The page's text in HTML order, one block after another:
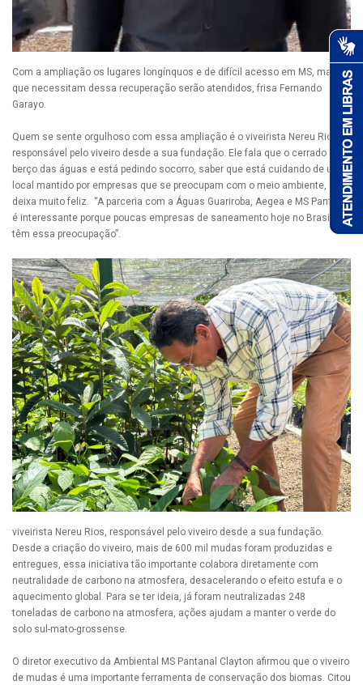
Com a ampliação os lugares longínquos e de difícil acesso em MS, mas
que necessitam dessa recuperação serão atendidos, frisa Fernando
Garayo.
Quem se sente orgulhoso com essa ampliação é o viveirista Nereu Rios,
responsável pelo viveiro desde a sua fundação. Ele fala que o cerrado é o
berço das águas e está pedindo socorro, saber que está cuidando de um
local mantido por empresas que se preocupam com o meio ambiente, o
deixa muito feliz. “A parceria com a Águas Guariroba, Aegea e MS Pantanal
é interessante porque poucas empresas de saneamento hoje no Brasil
têm essa preocupação”.
viveirista Nereu Rios, responsável pelo viveiro desde a sua fundação.
Desde a criação do viveiro, mais de 600 mil mudas foram produzidas e
entregues, essa iniciativa tão importante colabora diretamente com
neutralidade de carbono na atmosfera, desacelerando o efeito estufa e o
aquecimento global. Para se ter ideia, já foram neutralizadas 248
toneladas de carbono na atmosfera, ações ajudam a manter o verde do
solo sul-mato-grossense.
O diretor executivo da Ambiental MS Pantanal Clayton afirmou que o viveiro
de mudas é uma importante ferramenta de conservação dos biomas. Citou